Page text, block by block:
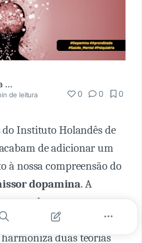
Academia Médica
de leitura 0 0 0
do Instituto Holandês de
de adicionar um
à nossa compreensão do
dopamina. A
em uma
de 2023 no Journal of
duas teorias